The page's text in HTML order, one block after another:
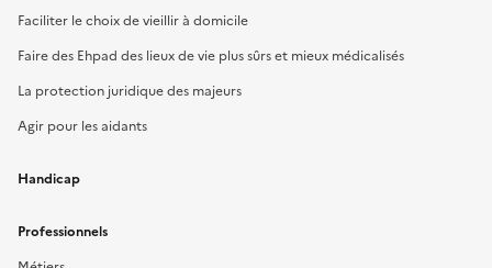
Faciliter le choix de vieillir à domicile
Faire des Ehpad des lieux de vie plus sûrs et mieux médicalisés
La protection juridique des majeurs
Agir pour les aidants
Handicap
Professionnels